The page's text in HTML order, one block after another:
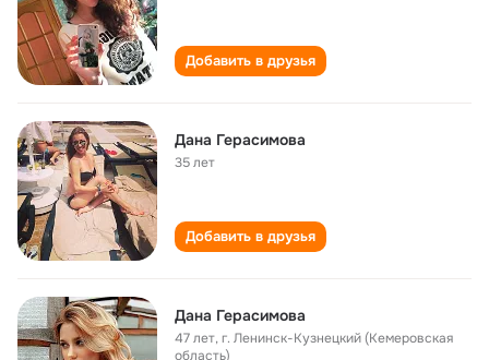
Добавить в друзья
Дана Герасимова
35 лет
Добавить в друзья
Дана Герасимова
47 лет,г. Ленинск-Кузнецкий (Кемеровская
область)